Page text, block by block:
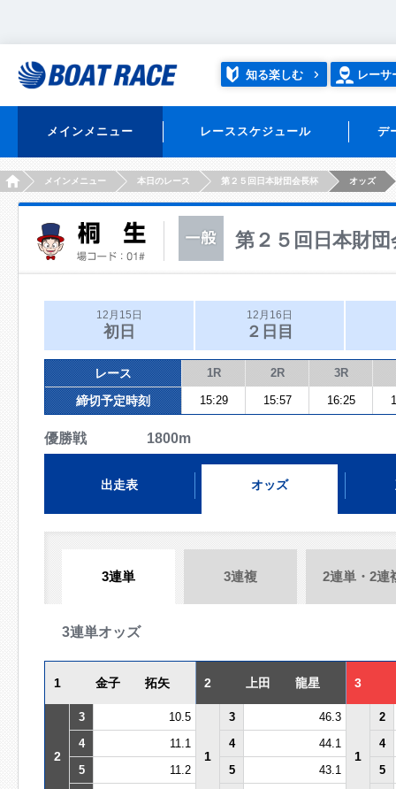
知る楽しむ レーサ
メインメニュー レーススケジュール デ
HOMEメインメニュー 本日のレース 第２５回日本財団会長杯 オッズ
第２５回日本財団
12月15日
初日
12月16日
２日目
レース 1R 2R 3R
締切予定時刻 15:29 15:57 16:25
優勝戦 1800m
出走表 オッズ
3連単 3連複 2連単・2連
3連単オッズ
1 金子 拓矢 2 上田 龍星 3
2
3 10.5
1
3 46.3
1
2
4
11.1 4 44.1
4
5
11.2 5 43.1
5